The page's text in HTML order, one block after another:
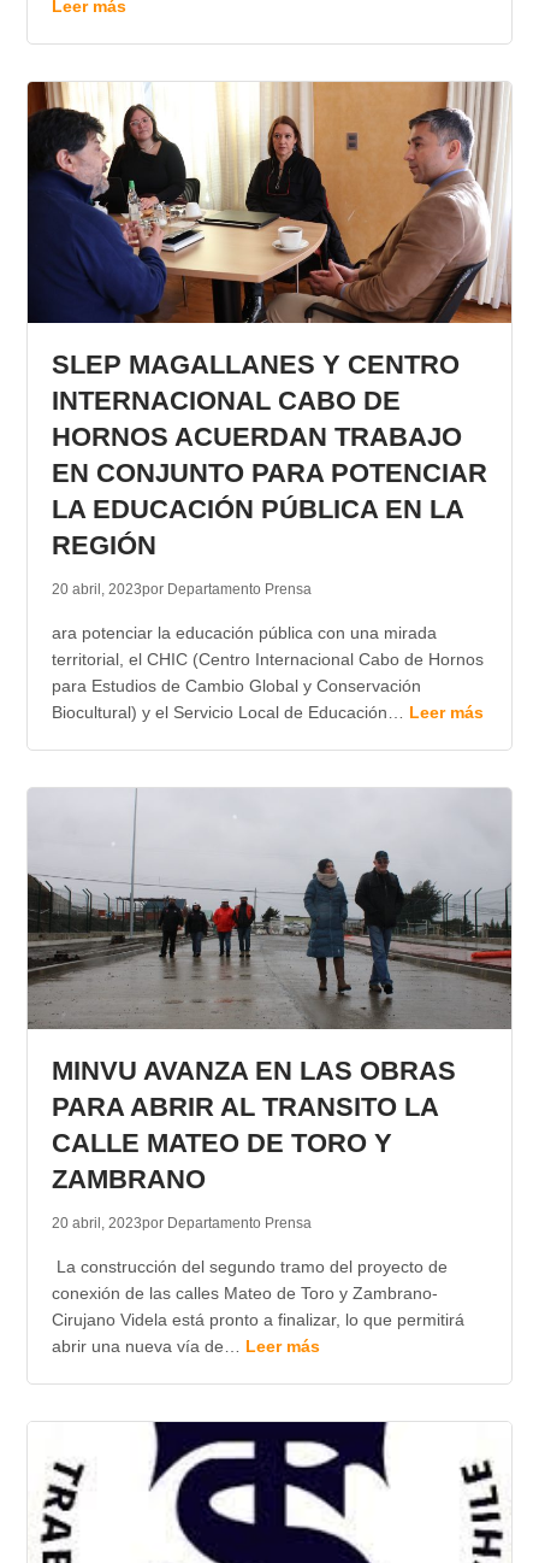
Leer más
SLEP MAGALLANES Y CENTRO
INTERNACIONAL CABO DE
HORNOS ACUERDAN TRABAJO
EN CONJUNTO PARA POTENCIAR
LA EDUCACIÓN PÚBLICA EN LA
REGIÓN
20 abril, 2023por Departamento Prensa
ara potenciar la educación pública con una mirada
territorial, el CHIC (Centro Internacional Cabo de Hornos
para Estudios de Cambio Global y Conservación
Biocultural) y el Servicio Local de Educación… Leer más
MINVU AVANZA EN LAS OBRAS
PARA ABRIR AL TRANSITO LA
CALLE MATEO DE TORO Y
ZAMBRANO
20 abril, 2023por Departamento Prensa
La construcción del segundo tramo del proyecto de
conexión de las calles Mateo de Toro y Zambrano-
Cirujano Videla está pronto a finalizar, lo que permitirá
abrir una nueva vía de… Leer más